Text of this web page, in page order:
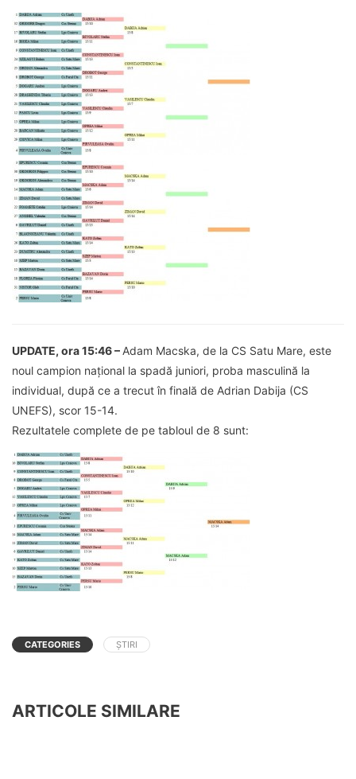
UPDATE, ora 15:46 – Adam Macska, de la CS Satu Mare, este
noul campion național la spadă juniori, proba masculină la
individual, după ce a trecut în finală de Adrian Dabija (CS
UNEFS), scor 15-14.
Rezultatele complete de pe tabloul de 8 sunt:
CATEGORIES ȘTIRI
ARTICOLE SIMILARE